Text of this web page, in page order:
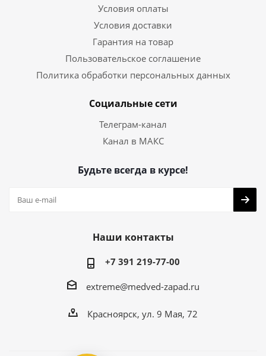
Условия оплаты
Условия доставки
Гарантия на товар
Пользовательское соглашение
Политика обработки персональных данных
Социальные сети
Телеграм-канал
Канал в МАКС
Будьте всегда в курсе!
Наши контакты
+7 391 219-77-00
extreme@medved-zapad.ru
Красноярск, ул. 9 Мая, 72